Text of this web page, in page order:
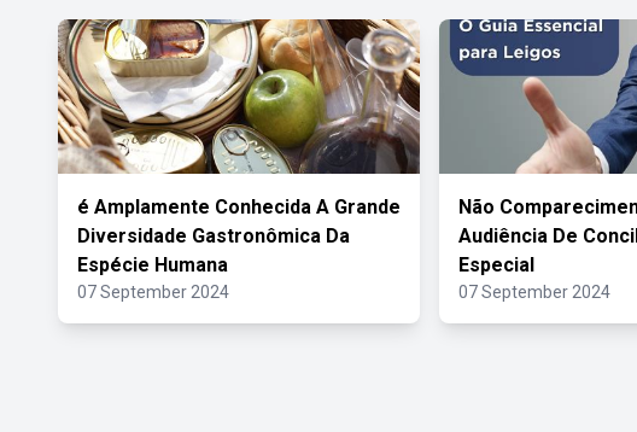
é Amplamente Conhecida A Grande
Diversidade Gastronômica Da
Espécie Humana
07 September 2024
Não
Audiência De
Especial
07 September 2024